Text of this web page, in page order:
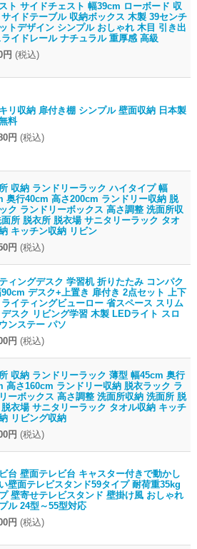
ト サイドチェスト 幅39cm ローボード 収
イドテーブル 収納ボックス 木製 39センチ
トデザイン シンプル おしゃれ 木目 引き出
ライドレール ナチュラル 重厚感 高級
円 (税込)
リ収納 扉付き棚 シンプル 壁面収納 日本製
料
円 (税込)
収納 ランドリーラック ハイタイプ 幅
奥行40cm 高さ200cm ランドリー収納 脱
ク ランドリーボックス 高さ調整 洗面所収
所 脱衣所 脱衣場 サニタリーラック タオ
キッチン収納 リビン
円 (税込)
ィングデスク 学習机 折りたたみ コンパク
90cm デスク+上置き 扉付き 2点セット 上下
イティングビューロー 省スペース スリム
スク リビング学習 木製 LEDライト スロ
ンステー パソ
円 (税込)
収納 ランドリーラック 薄型 幅45cm 奥行
高さ160cm ランドリー収納 脱衣ラック ラ
ーボックス 高さ調整 洗面所収納 洗面所 脱
衣場 サニタリーラック タオル収納 キッチ
リビング収納
円 (税込)
台 壁面テレビ台 キャスター付きで動かし
壁面テレビスタンド59タイプ 耐荷重35kg
壁寄せテレビスタンド 壁掛け風 おしゃれ
ル 24型～55型対応
円 (税込)